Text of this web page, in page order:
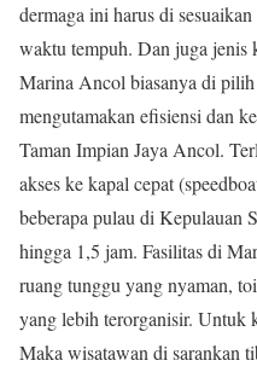
dermaga ini harus di
waktu tempuh. Dan juga jenis
Marina Ancol biasanya di
mengutamakan efisiensi dan
Taman Impian Jaya Ancol.
akses ke kapal cepat
beberapa pulau di Kepulauan
hingga 1,5 jam. Fasilitas di
ruang tunggu yang nyaman,
yang lebih terorganisir. Untuk
Maka wisatawan di sarankan